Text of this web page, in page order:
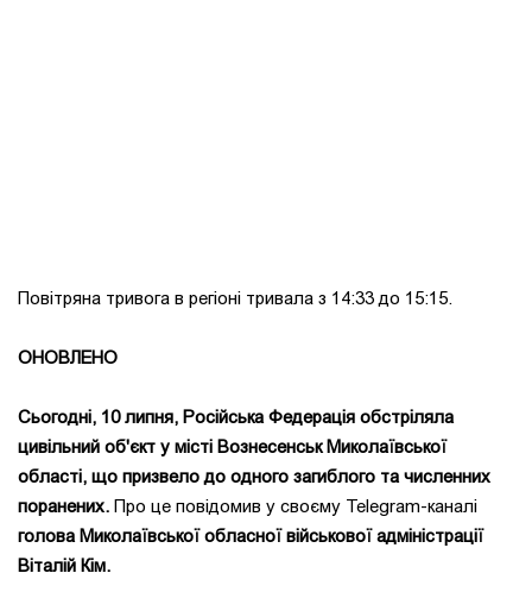
Повітряна тривога в регіоні тривала з 14:33 до 15:15.
ОНОВЛЕНО
Сьогодні, 10 липня, Російська Федерація обстріляла
цивільний об'єкт у місті Вознесенськ Миколаївської
області, що призвело до одного загиблого та численних
поранених. Про це повідомив у своєму Telegram-каналі
голова Миколаївської обласної військової адміністрації
Віталій Кім.